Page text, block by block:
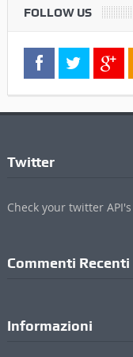
FOLLOW US
Twitter
Check your twitter API's
Commenti Recenti
Informazioni